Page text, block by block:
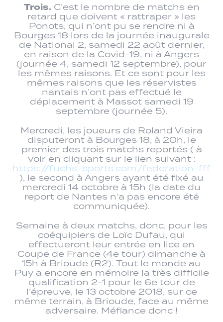
Trois.C’est le nombre de matchs en
retard que doivent « rattraper » les
Ponots, qui n’ont pu se rendre ni à
Bourges 18 lors de la journée inaugurale
de National 2, samedi 22 août dernier,
en raison de la Covid-19, ni à Angers
(journée 4, samedi 12 septembre), pour
les mêmes raisons. Et ce sont pour les
mêmes raisons que les réservistes
nantais n’ont pas effectué le
déplacement à Massot samedi 19
septembre (journée 5).
Mercredi, les joueurs de Roland Vieira
disputeront à Bourges 18, à 20h, le
premier des trois matchs reportés ( à
voir en cliquant sur le lien suivant :
https://fuchs-sports.com/federation-fff
), le second à Angers ayant été fixé au
mercredi 14 octobre à 15h (la date du
report de Nantes n’a pas encore été
communiquée).
Semaine à deux matchs, donc, pour les
coéquipiers de Loïc Dufau, qui
effectueront leur entrée en lice en
Coupe de France (4e tour) dimanche à
15h à Brioude (R2). Tout le monde au
Puy a encore en mémoire la très difficile
qualification 2-1 pour le 6e tour de
l’épreuve, le 13 octobre 2018, sur ce
même terrain, à Brioude, face au même
adversaire. Méfiance donc !